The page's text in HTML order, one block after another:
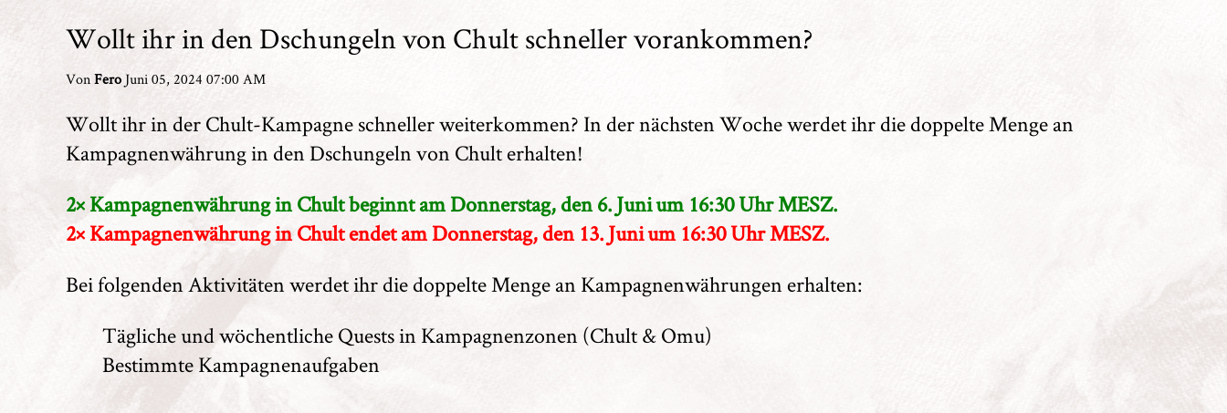
Wollt ihr in den Dschungeln von Chult schneller vorankommen?
VonFero Juni 05, 2024 07:00 AM
Wollt ihr in der Chult-Kampagne schneller weiterkommen? In der nächsten Woche werdet ihr die doppelte Menge an
Kampagnenwährung in den Dschungeln von Chult erhalten!
2× Kampagnenwährung in Chult beginnt am Donnerstag, den 6. Juni um 16:30 Uhr MESZ.
2× Kampagnenwährung in Chult endet am Donnerstag, den 13. Juni um 16:30 Uhr MESZ.
Bei folgenden Aktivitäten werdet ihr die doppelte Menge an Kampagnenwährungen erhalten:
Tägliche und wöchentliche Quests in Kampagnenzonen (Chult & Omu)
Bestimmte Kampagnenaufgaben